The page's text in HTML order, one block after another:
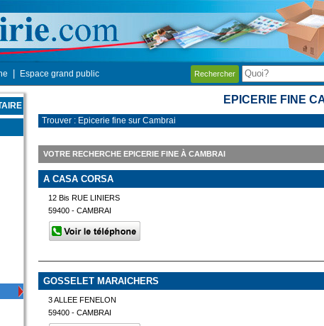
Espace grand public Rechercher
EPICERIE FINE
Trouver : Epicerie fine sur Cambrai
VOTRE RECHERCHE EPICERIE FINE À CAMBRAI
A CASA CORSA
12 Bis RUE LINIERS
59400 - CAMBRAI
GOSSELET MARAICHERS
3 ALLEE FENELON
59400 - CAMBRAI